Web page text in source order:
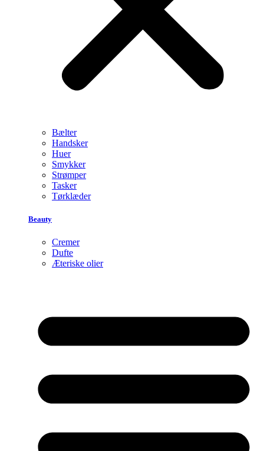
Bælter
Handsker
Huer
Smykker
Strømper
Tasker
Tørklæder
Beauty
Cremer
Dufte
Æteriske olier